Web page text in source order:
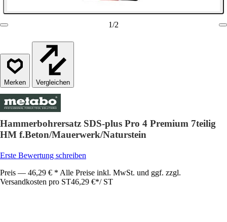
1/2
Vergleichen
Hammerbohrersatz SDS-plus Pro 4 Premium 7teilig
HM f.Beton/Mauerwerk/Naturstein
Erste Bewertung schreiben
Preis — 46,29 € * Alle Preise inkl. MwSt. und ggf. zzgl.
Versandkosten pro ST46,29 €*/ ST